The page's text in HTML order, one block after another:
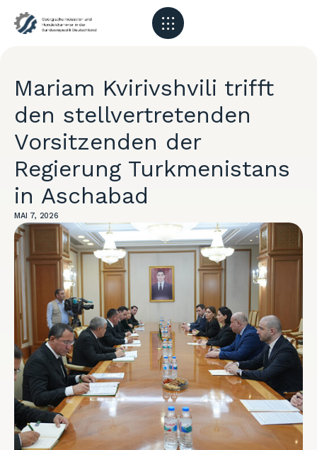
Mariam Kvirivshvili trifft
den stellvertretenden
Vorsitzenden der
Regierung Turkmenistans
in Aschabad
MAI 7, 2026